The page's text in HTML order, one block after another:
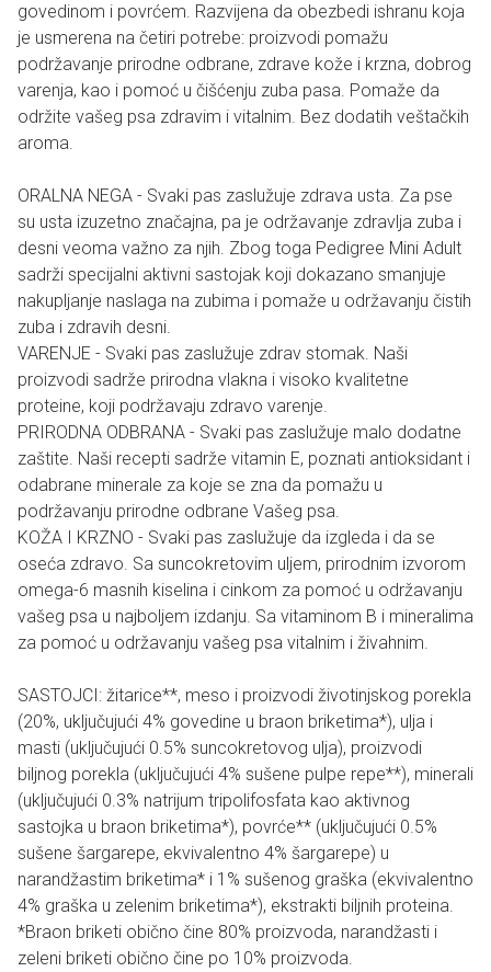
govedinom i povrćem. Razvijena da obezbedi ishranu koja
je usmerena na četiri potrebe: proizvodi pomažu
podržavanje prirodne odbrane, zdrave kože i krzna, dobrog
varenja, kao i pomoć u čišćenju zuba pasa. Pomaže da
održite vašeg psa zdravim i vitalnim. Bez dodatih veštačkih
aroma.
ORALNA NEGA - Svaki pas zaslužuje zdrava usta. Za pse
su usta izuzetno značajna, pa je održavanje zdravlja zuba i
desni veoma važno za njih. Zbog toga Pedigree Mini Adult
sadrži specijalni aktivni sastojak koji dokazano smanjuje
nakupljanje naslaga na zubima i pomaže u održavanju čistih
zuba i zdravih desni.
VARENJE - Svaki pas zaslužuje zdrav stomak. Naši
proizvodi sadrže prirodna vlakna i visoko kvalitetne
proteine, koji podržavaju zdravo varenje.
PRIRODNA ODBRANA - Svaki pas zaslužuje malo dodatne
zaštite. Naši recepti sadrže vitamin E, poznati antioksidant i
odabrane minerale za koje se zna da pomažu u
podržavanju prirodne odbrane Vašeg psa.
KOŽA I KRZNO - Svaki pas zaslužuje da izgleda i da se
oseća zdravo. Sa suncokretovim uljem, prirodnim izvorom
omega-6 masnih kiselina i cinkom za pomoć u održavanju
vašeg psa u najboljem izdanju. Sa vitaminom B i mineralima
za pomoć u održavanju vašeg psa vitalnim i živahnim.
SASTOJCI: žitarice**, meso i proizvodi životinjskog porekla
(20%, uključujući 4% govedine u braon briketima*), ulja i
masti (uključujući 0.5% suncokretovog ulja), proizvodi
biljnog porekla (uključujući 4% sušene pulpe repe**), minerali
(uključujući 0.3% natrijum tripolifosfata kao aktivnog
sastojka u braon briketima*), povrće** (uključujući 0.5%
sušene šargarepe, ekvivalentno 4% šargarepe) u
narandžastim briketima* i 1% sušenog graška (ekvivalentno
4% graška u zelenim briketima*), ekstrakti biljnih proteina.
*Braon briketi obično čine 80% proizvoda, narandžasti i
zeleni briketi obično čine po 10% proizvoda.